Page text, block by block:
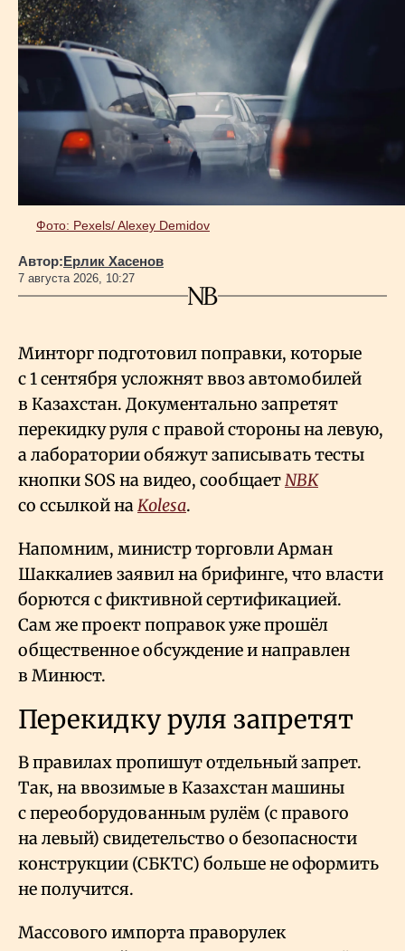
Фото: Pexels/ Alexey Demidov
Автор:Ерлик Хасенов
7 августа 2026, 10:27
Минторг подготовил поправки, которые
с 1 сентября усложнят ввоз автомобилей
в Казахстан. Документально запретят
перекидку руля с правой стороны на левую,
а лаборатории обяжут записывать тесты
кнопки SOS на видео, сообщаетNBK
со ссылкой наKolesa.
Напомним, министр торговли Арман
Шаккалиев заявил на брифинге, что власти
борются с фиктивной сертификацией.
Сам же проект поправок уже прошёл
общественное обсуждение и направлен
в Минюст.
Перекидку руля запретят
В правилах пропишут отдельный запрет.
Так, на ввозимые в Казахстан машины
с переоборудованным рулём (с правого
на левый) свидетельство о безопасности
конструкции (СБКТС) больше не оформить
не получится.
Массового импорта праворулек